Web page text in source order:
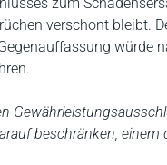
verschont bleibt.
würde
beschränken, einem